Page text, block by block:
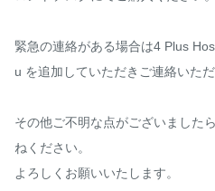
緊急の連絡がある場合は4 Plus
u を追加していただきご連絡いた
その他ご不明な点がございました
ねください。
よろしくお願いいたします。